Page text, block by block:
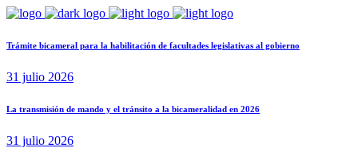
Trámite bicameral para la habilitación de facultades legislativas al gobierno
31 julio 2026
La transmisión de mando y el tránsito a la bicameralidad en 2026
31 julio 2026